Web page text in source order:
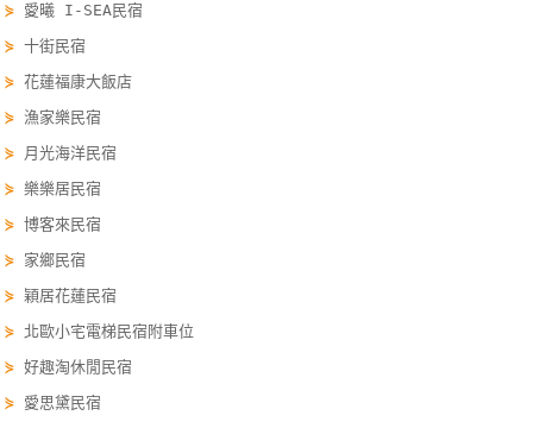
顧
客
滿
度
訂
管
理
會
⋟ 愛曦 I-SEA民宿
⋟十街民宿
⋟花蓮福康大飯店
⋟漁家樂民宿
⋟ 月光海洋民宿
⋟樂樂居民宿
⋟博客來民宿
⋟ 家鄉民宿
⋟穎居花蓮民宿
⋟北歐小宅電梯民宿附車位
⋟好趣淘休閒民宿
⋟ 愛思黛民宿